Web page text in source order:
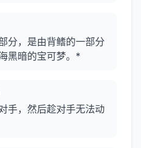
分，是由背鳍的一部分
黑暗的宝可梦。*
手，然后趁对手无法动